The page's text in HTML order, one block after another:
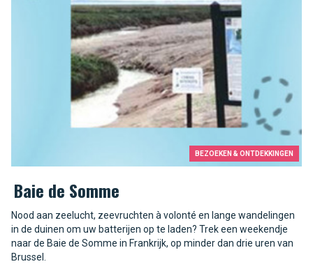
BEZOEKEN & ONTDEKKINGEN
Baie de Somme
Nood aan zeelucht, zeevruchten à volonté en lange wandelingen
in de duinen om uw batterijen op te laden? Trek een weekendje
naar de Baie de Somme in Frankrijk, op minder dan drie uren van
Brussel.